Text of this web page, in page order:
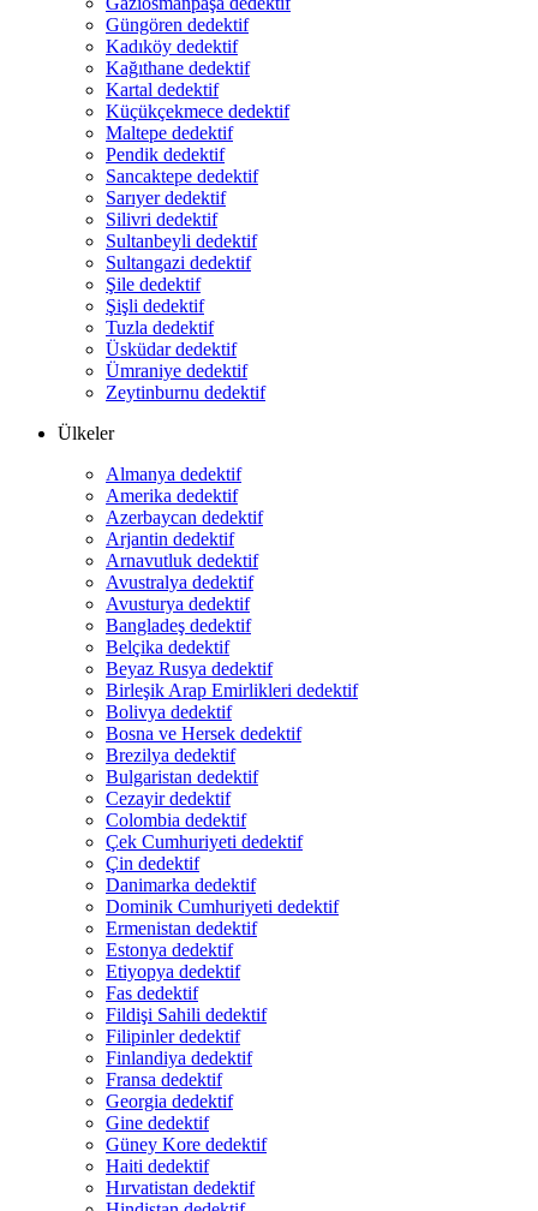
Güngören dedektif
Kadıköy dedektif
Kağıthane dedektif
Kartal dedektif
Küçükçekmece dedektif
Maltepe dedektif
Pendik dedektif
Sancaktepe dedektif
Sarıyer dedektif
Silivri dedektif
Sultanbeyli dedektif
Sultangazi dedektif
Şile dedektif
Şişli dedektif
Tuzla dedektif
Üsküdar dedektif
Ümraniye dedektif
Zeytinburnu dedektif
Ülkeler
Almanya dedektif
Amerika dedektif
Azerbaycan dedektif
Arjantin dedektif
Arnavutluk dedektif
Avustralya dedektif
Avusturya dedektif
Bangladeş dedektif
Belçika dedektif
Beyaz Rusya dedektif
Birleşik Arap Emirlikleri dedektif
Bolivya dedektif
Bosna ve Hersek dedektif
Brezilya dedektif
Bulgaristan dedektif
Cezayir dedektif
Colombia dedektif
Çek Cumhuriyeti dedektif
Çin dedektif
Danimarka dedektif
Dominik Cumhuriyeti dedektif
Ermenistan dedektif
Estonya dedektif
Etiyopya dedektif
Fas dedektif
Fildişi Sahili dedektif
Filipinler dedektif
Finlandiya dedektif
Fransa dedektif
Georgia dedektif
Gine dedektif
Güney Kore dedektif
Haiti dedektif
Hırvatistan dedektif